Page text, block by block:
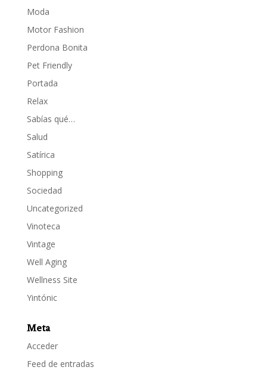
Moda
Motor Fashion
Perdona Bonita
Pet Friendly
Portada
Relax
Sabías qué…
Salud
Satírica
Shopping
Sociedad
Uncategorized
Vinoteca
Vintage
Well Aging
Wellness Site
Yintónic
Meta
Acceder
Feed de entradas